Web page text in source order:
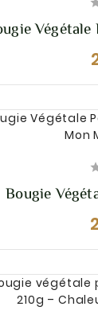
Végétale
210g –
Bougie
Provence